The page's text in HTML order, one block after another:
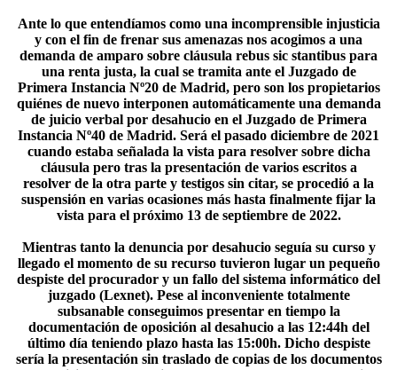
Ante lo que entendíamos como una incomprensible injusticia
y con el fin de frenar sus amenazas nos acogimos a una
demanda de amparo sobre cláusula rebus sic stantibus para
una renta justa, la cual se tramita ante el Juzgado de
Primera Instancia Nº20 de Madrid, pero son los propietarios
quiénes de nuevo interponen automáticamente una demanda
de juicio verbal por desahucio en el Juzgado de Primera
Instancia Nº40 de Madrid. Será el pasado diciembre de 2021
cuando estaba señalada la vista para resolver sobre dicha
cláusula pero tras la presentación de varios escritos a
resolver de la otra parte y testigos sin citar, se procedió a la
suspensión en varias ocasiones más hasta finalmente fijar la
vista para el próximo 13 de septiembre de 2022.
Mientras tanto la denuncia por desahucio seguía su curso y
llegado el momento de su recurso tuvieron lugar un pequeño
despiste del procurador y un fallo del sistema informático del
juzgado (Lexnet). Pese al inconveniente totalmente
subsanable conseguimos presentar en tiempo la
documentación de oposición al desahucio a las 12:44h del
último día teniendo plazo hasta las 15:00h. Dicho despiste
sería la presentación sin traslado de copias de los documentos